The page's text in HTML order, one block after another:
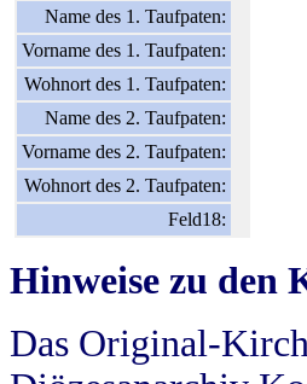
Name des 1. Taufpaten:
Vorname des 1. Taufpaten:
Wohnort des 1. Taufpaten:
Name des 2. Taufpaten:
Vorname des 2. Taufpaten:
Wohnort des 2. Taufpaten:
Feld18:
Hinweise zu den
Das Original-